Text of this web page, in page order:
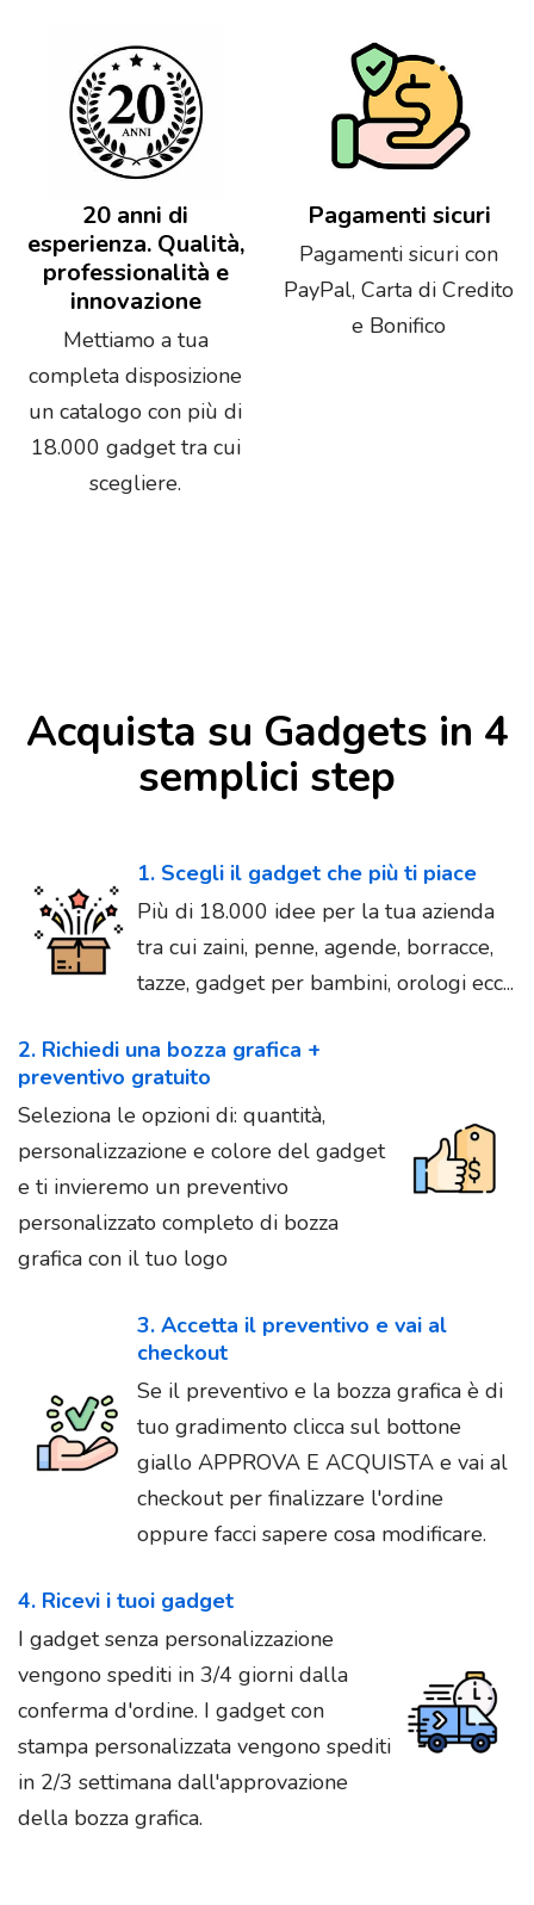
20 anni di
esperienza. Qualità,
professionalità e
innovazione
Mettiamo a tua
completa disposizione
un catalogo con più di
18.000 gadget tra cui
scegliere.
Pagamenti sicuri
Pagamenti sicuri con
PayPal, Carta di Credito
e Bonifico
Acquista su Gadgets in 4
semplici step
1. Scegli il gadget che più ti piace
Più di 18.000 idee per la tua azienda
tra cui zaini, penne, agende, borracce,
tazze, gadget per bambini, orologi ecc...
2. Richiedi una bozza grafica +
preventivo gratuito
Seleziona le opzioni di: quantità,
personalizzazione e colore del gadget
e ti invieremo un preventivo
personalizzato completo di bozza
grafica con il tuo logo
3. Accetta il preventivo e vai al
checkout
Se il preventivo e la bozza grafica è di
tuo gradimento clicca sul bottone
giallo APPROVA E ACQUISTA e vai al
checkout per finalizzare l'ordine
oppure facci sapere cosa modificare.
4. Ricevi i tuoi gadget
I gadget senza personalizzazione
vengono spediti in 3/4 giorni dalla
conferma d'ordine. I gadget con
stampa personalizzata vengono spediti
in 2/3 settimana dall'approvazione
della bozza grafica.